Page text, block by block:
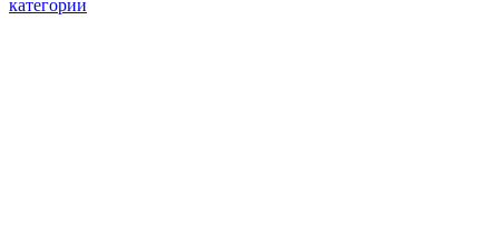
категории